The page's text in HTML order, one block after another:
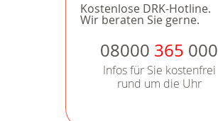
Kostenlose DRK-Hotline.
Wir beraten Sie gerne.
08000 365 000
Infos für Sie kostenfrei
rund um die Uhr